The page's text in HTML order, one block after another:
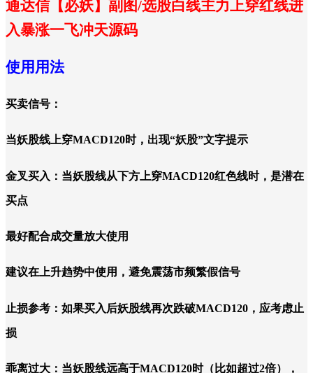
通达信【必妖】副图/选股白线主力上穿红线进
入暴涨一飞冲天源码
使用用法
买卖信号：
当妖股线上穿MACD120时，出现“妖股”文字提示
金叉买入：当妖股线从下方上穿MACD120红色线时，是潜在
买点
最好配合成交量放大使用
建议在上升趋势中使用，避免震荡市频繁假信号
止损参考：如果买入后妖股线再次跌破MACD120，应考虑止
损
乖离过大：当妖股线远高于MACD120时（比如超过2倍），